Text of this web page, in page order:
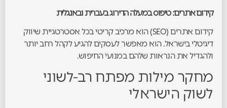
קידום אתרים: טיפוס במעלה הדירוג בעברית ובאנגלית
קידום אתרים (SEO) הוא מרכיב קריטי בכל אסטרטגיית שיווק
דיגיטלי בישראל. הוא מאפשר לעסקים להגיע לקהל רחב יותר
ולהגדיל את הנראות שלהם במנועי החיפוש.
מחקר מילות מפתח רב-לשוני
לשוק הישראלי